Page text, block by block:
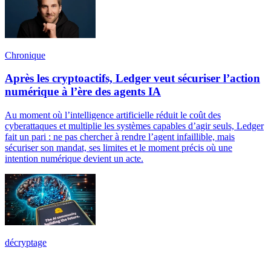
Chronique
Après les cryptoactifs, Ledger veut sécuriser l’action
numérique à l’ère des agents IA
Au moment où l’intelligence artificielle réduit le coût des
cyberattaques et multiplie les systèmes capables d’agir seuls, Ledger
fait un pari : ne pas chercher à rendre l’agent infaillible, mais
sécuriser son mandat, ses limites et le moment précis où une
intention numérique devient un acte.
décryptage